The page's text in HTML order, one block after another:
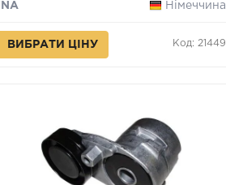
INA
Німеччина
ВИБРАТИ ЦІНУ Код: 21449